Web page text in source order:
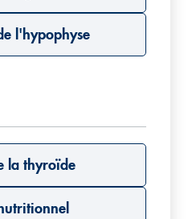
l'hypophyse
la thyroïde